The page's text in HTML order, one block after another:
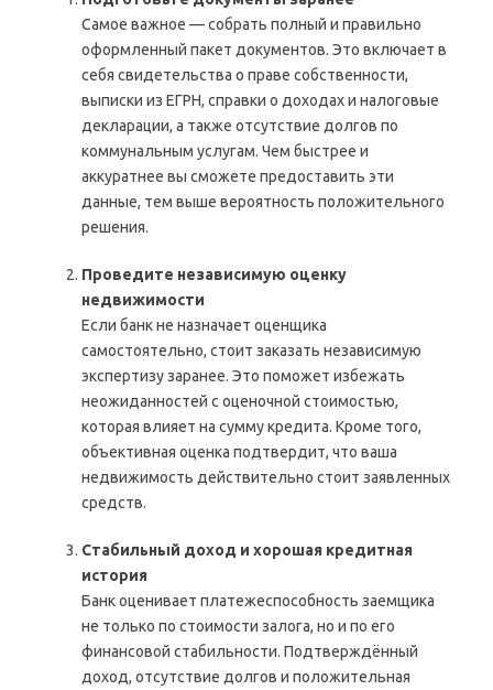
Самое важное — собрать полный и правильно
оформленный пакет документов. Это включает в
себя свидетельства о праве собственности,
выписки из ЕГРН, справки о доходах и налоговые
декларации, а также отсутствие долгов по
коммунальным услугам. Чем быстрее и
аккуратнее вы сможете предоставить эти
данные, тем выше вероятность положительного
решения.
Проведите независимую оценку
недвижимости
Если банк не назначает оценщика
самостоятельно, стоит заказать независимую
экспертизу заранее. Это поможет избежать
неожиданностей с оценочной стоимостью,
которая влияет на сумму кредита. Кроме того,
объективная оценка подтвердит, что ваша
недвижимость действительно стоит заявленных
средств.
Стабильный доход и хорошая кредитная
история
Банк оценивает платежеспособность заемщика
не только по стоимости залога, но и по его
финансовой стабильности. Подтверждённый
доход, отсутствие долгов и положительная